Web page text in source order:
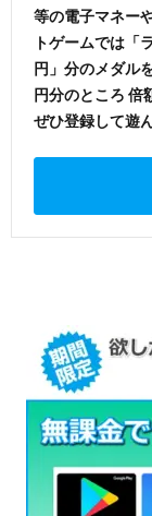
等の電子マネー
トゲームでは「
円」分のメダル
円分のところ 倍
ぜひ登録して遊